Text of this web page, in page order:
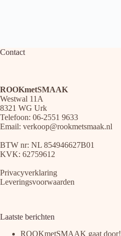
Contact
ROOKmetSMAAK
Westwal 11A
8321 WG Urk
Telefoon: 06-2551 9633
Email: verkoop@rookmetsmaak.nl
BTW nr: NL 854946627B01
KVK: 62759612
Privacyverklaring
Leveringsvoorwaarden
Laatste berichten
ROOKmetSMAAK gaat